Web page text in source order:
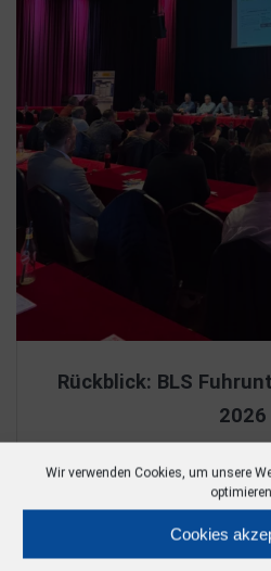
Wir verwenden Cookies, um unsere
Cookies
Rückblick: BLS
2026
Alle aktuellen